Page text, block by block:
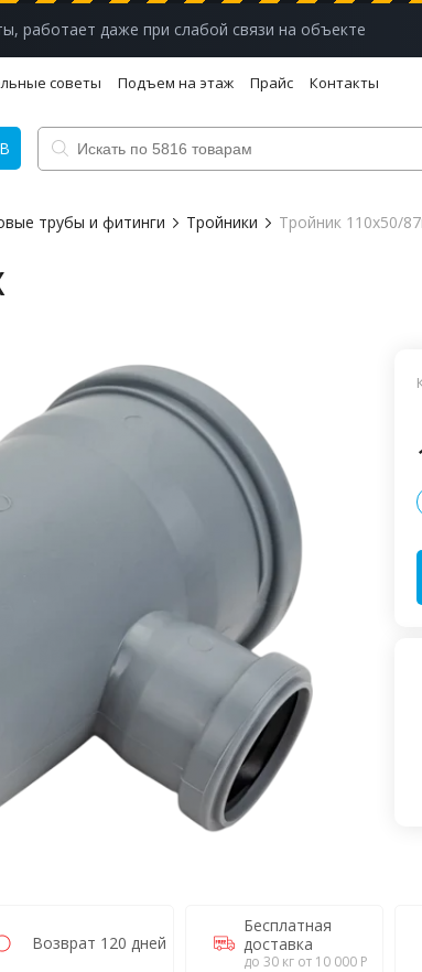
работает даже при слабой связи на объекте
советы Подъем на этаж Прайс Контакты
трубы и фитинги Тройники Тройник 110х50/
Возврат 120 дней
Бесплатная
доставка
до 30 кг от 10 000 Р